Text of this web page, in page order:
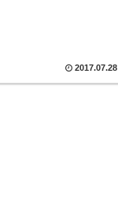
2017.07.28